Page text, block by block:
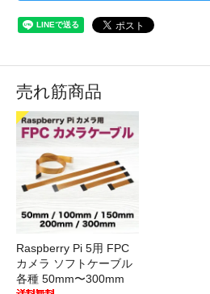
売れ筋商品
Raspberry Pi 5用 FPC
カメラ ソフトケーブル
各種 50mm〜300mm